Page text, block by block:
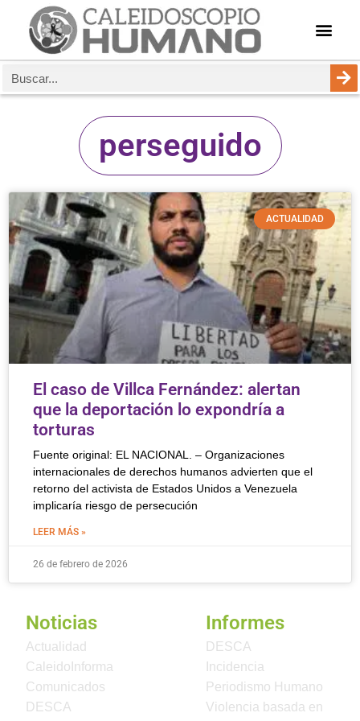
perseguido
ACTUALIDAD
El caso de Villca Fernández: alertan
que la deportación lo expondría a
torturas
Fuente original: EL NACIONAL. – Organizaciones
internacionales de derechos humanos advierten que el
retorno del activista de Estados Unidos a Venezuela
implicaría riesgo de persecución
LEER MÁS »
26 de febrero de 2026
Noticias
Actualidad
CaleidoInforma
Comunicados
DESCA
Informes
DESCA
Incidencia
Periodismo Humano
Violencia basada en